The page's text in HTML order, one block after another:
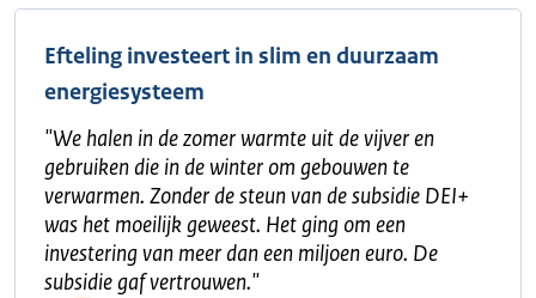
Efteling investeert in slim en duurzaam
energiesysteem
"We halen in de zomer warmte uit de vijver en
gebruiken die in de winter om gebouwen te
verwarmen. Zonder de steun van de subsidie DEI+
was het moeilijk geweest. Het ging om een
investering van meer dan een miljoen euro. De
subsidie gaf vertrouwen."